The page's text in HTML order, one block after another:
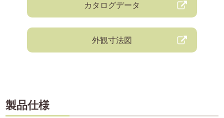
カタログデータ
外観寸法図
製品仕様